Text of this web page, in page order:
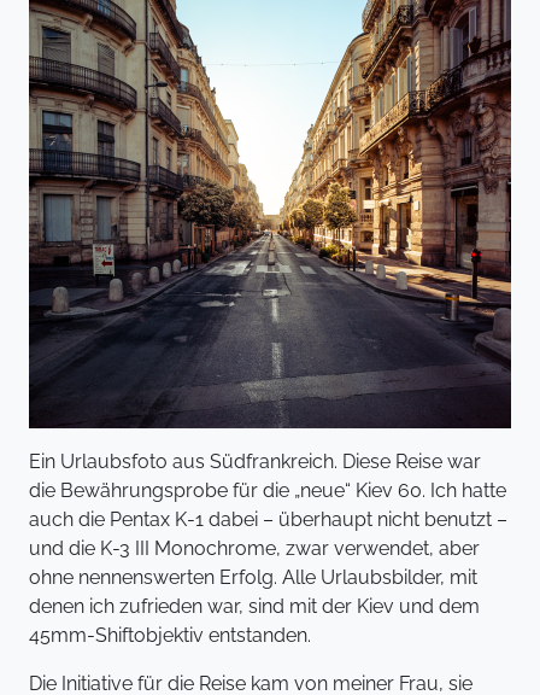
Ein Urlaubsfoto aus Südfrankreich. Diese Reise war
die Bewährungsprobe für die „neue“ Kiev 60. Ich hatte
auch die Pentax K-1 dabei – überhaupt nicht benutzt –
und die K-3 III Monochrome, zwar verwendet, aber
ohne nennenswerten Erfolg. Alle Urlaubsbilder, mit
denen ich zufrieden war, sind mit der Kiev und dem
45mm-Shiftobjektiv entstanden.
Die Initiative für die Reise kam von meiner Frau, sie